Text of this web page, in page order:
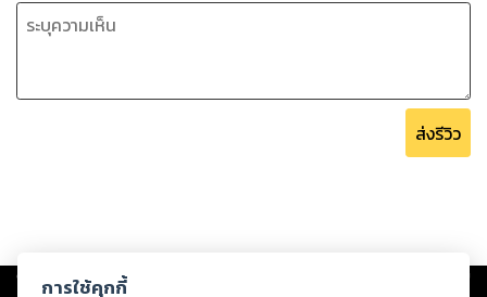
ส่งรีวิว
Copyright © 2026
การใช้คุกกี้